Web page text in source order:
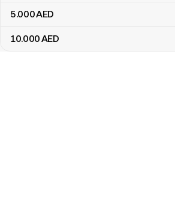
5.000AED
10.000AED